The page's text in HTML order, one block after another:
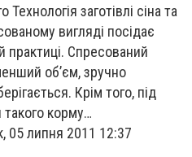
заготівлі сіна та
вигляді посідає
практиці. Спресований
об’єм, зручно
Крім того, під
такого корму…
05 липня 2011 12:37